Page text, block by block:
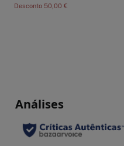
Desconto 50,00 €